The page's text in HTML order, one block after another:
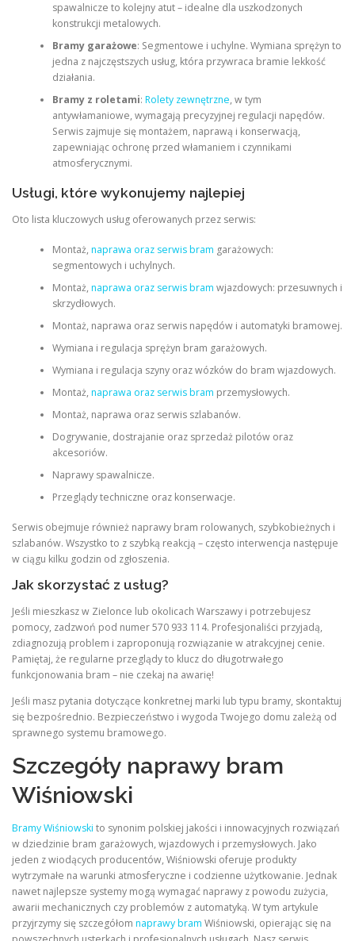
spawalnicze to kolejny atut – idealne dla uszkodzonych
konstrukcji metalowych.
Bramy garażowe: Segmentowe i uchylne. Wymiana sprężyn to
jedna z najczęstszych usług, która przywraca bramie lekkość
działania.
Bramy z roletami: Rolety zewnętrzne, w tym
antywłamaniowe, wymagają precyzyjnej regulacji napędów.
Serwis zajmuje się montażem, naprawą i konserwacją,
zapewniając ochronę przed włamaniem i czynnikami
atmosferycznymi.
Usługi, które wykonujemy najlepiej
Oto lista kluczowych usług oferowanych przez serwis:
Montaż, naprawa oraz serwis bram garażowych:
segmentowych i uchylnych.
Montaż, naprawa oraz serwis bram wjazdowych: przesuwnych i
skrzydłowych.
Montaż, naprawa oraz serwis napędów i automatyki bramowej.
Wymiana i regulacja sprężyn bram garażowych.
Wymiana i regulacja szyny oraz wózków do bram wjazdowych.
Montaż, naprawa oraz serwis bram przemysłowych.
Montaż, naprawa oraz serwis szlabanów.
Dogrywanie, dostrajanie oraz sprzedaż pilotów oraz
akcesoriów.
Naprawy spawalnicze.
Przeglądy techniczne oraz konserwacje.
Serwis obejmuje również naprawy bram rolowanych, szybkobieżnych i
szlabanów. Wszystko to z szybką reakcją – często interwencja następuje
w ciągu kilku godzin od zgłoszenia.
Jak skorzystać z usług?
Jeśli mieszkasz w Zielonce lub okolicach Warszawy i potrzebujesz
pomocy, zadzwoń pod numer 570 933 114. Profesjonaliści przyjadą,
zdiagnozują problem i zaproponują rozwiązanie w atrakcyjnej cenie.
Pamiętaj, że regularne przeglądy to klucz do długotrwałego
funkcjonowania bram – nie czekaj na awarię!
Jeśli masz pytania dotyczące konkretnej marki lub typu bramy, skontaktuj
się bezpośrednio. Bezpieczeństwo i wygoda Twojego domu zależą od
sprawnego systemu bramowego.
Szczegóły naprawy bram
Wiśniowski
Bramy Wiśniowski to synonim polskiej jakości i innowacyjnych rozwiązań
w dziedzinie bram garażowych, wjazdowych i przemysłowych. Jako
jeden z wiodących producentów, Wiśniowski oferuje produkty
wytrzymałe na warunki atmosferyczne i codzienne użytkowanie. Jednak
nawet najlepsze systemy mogą wymagać naprawy z powodu zużycia,
awarii mechanicznych czy problemów z automatyką. W tym artykule
przyjrzymy się szczegółom naprawy bram Wiśniowski, opierając się na